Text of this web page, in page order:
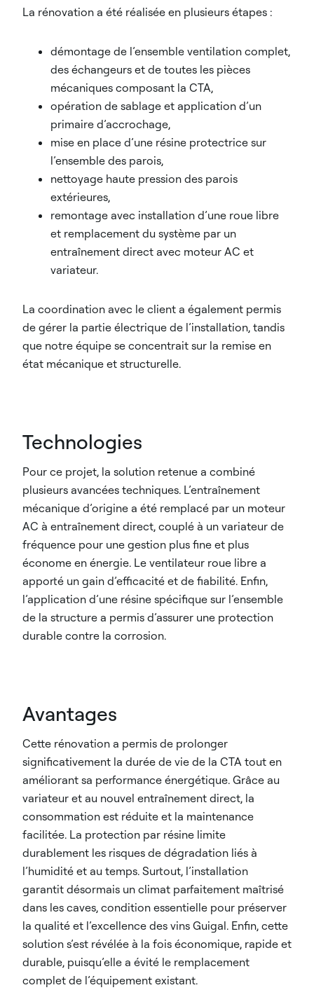
La rénovation a été réalisée en plusieurs étapes :
démontage de l’ensemble ventilation complet,
des échangeurs et de toutes les pièces
mécaniques composant la CTA,
opération de sablage et application d’un
primaire d’accrochage,
mise en place d’une résine protectrice sur
l’ensemble des parois,
nettoyage haute pression des parois
extérieures,
remontage avec installation d’une roue libre
et remplacement du système par un
entraînement direct avec moteur AC et
variateur.
La coordination avec le client a également permis
de gérer la partie électrique de l’installation, tandis
que notre équipe se concentrait sur la remise en
état mécanique et structurelle.
Technologies
Pour ce projet, la solution retenue a combiné
plusieurs avancées techniques. L’entraînement
mécanique d’origine a été remplacé par un moteur
AC à entraînement direct, couplé à un variateur de
fréquence pour une gestion plus fine et plus
économe en énergie. Le ventilateur roue libre a
apporté un gain d’efficacité et de fiabilité. Enfin,
l’application d’une résine spécifique sur l’ensemble
de la structure a permis d’assurer une protection
durable contre la corrosion.
Avantages
Cette rénovation a permis de prolonger
significativement la durée de vie de la CTA tout en
améliorant sa performance énergétique. Grâce au
variateur et au nouvel entraînement direct, la
consommation est réduite et la maintenance
facilitée. La protection par résine limite
durablement les risques de dégradation liés à
l’humidité et au temps. Surtout, l’installation
garantit désormais un climat parfaitement maîtrisé
dans les caves, condition essentielle pour préserver
la qualité et l’excellence des vins Guigal. Enfin, cette
solution s’est révélée à la fois économique, rapide et
durable, puisqu’elle a évité le remplacement
complet de l’équipement existant.